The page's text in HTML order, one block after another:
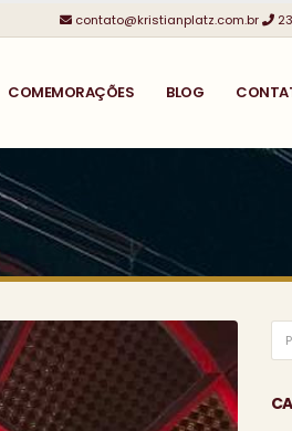
contato@kristianplatz.com.br
COMEMORAÇÕES BLOG